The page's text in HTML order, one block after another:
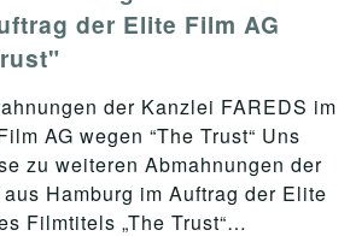
der Elite Film AG
der Kanzlei FAREDS im
AG wegen “The Trust“ Uns
zu weiteren Abmahnungen der
Hamburg im Auftrag der Elite
Filmtitels „The Trust“…